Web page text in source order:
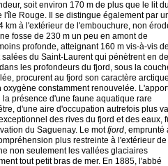
soit environ 170 m de plus que le lit
l'île Rouge. Il se distingue également par
km à l'extérieur de l'embouchure, non
fosse de 230 m un peu en amont de
profonde, atteignant 160 m vis-à-vis
du Saint-Laurent qui pénètrent en
les profondeurs du fjord, sous la
procurent au fjord son caractère
constamment renouvelée.
présence d'une faune aquatique rare
d'une aire d'occupation autrefois plus
des rives du fjord et des eaux,
du Saguenay. Le motfjord, emprunté
plus restreinte à l'extérieur
non seulement les vallées glaciaires
tout petit bras de mer. En 1885, l'abbé